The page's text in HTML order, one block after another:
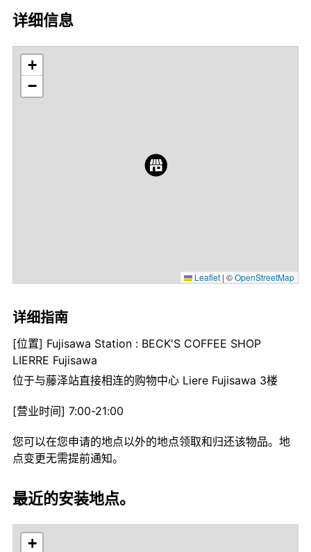
详细信息
+
−
Leaflet | ©OpenStreetMap
详细指南
[位置] Fujisawa Station : BECK'S COFFEE SHOP
LIERRE Fujisawa
位于与藤泽站直接相连的购物中心 Liere Fujisawa 3楼
[营业时间] 7:00-21:00
您可以在您申请的地点以外的地点领取和归还该物品。地
点变更无需提前通知。
最近的安装地点。
+